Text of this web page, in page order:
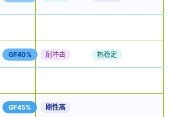
GF40% 耐冲击 热稳定
GF45% 刚性高